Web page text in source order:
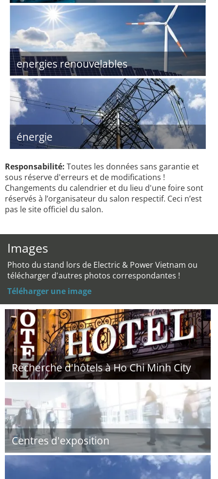
energies renouvelables
énergie
Responsabilité: Toutes les données sans garantie et
sous réserve d'erreurs et de modifications !
Changements du calendrier et du lieu d'une foire sont
réservés à l’organisateur du salon respectif. Ceci n’est
pas le site officiel du salon.
Images
Photo du stand lors de Electric & Power Vietnam ou
télécharger d'autres photos correspondantes !
Téléharger une image
Recherche d'hôtels à Ho Chi Minh City
Centres d'exposition